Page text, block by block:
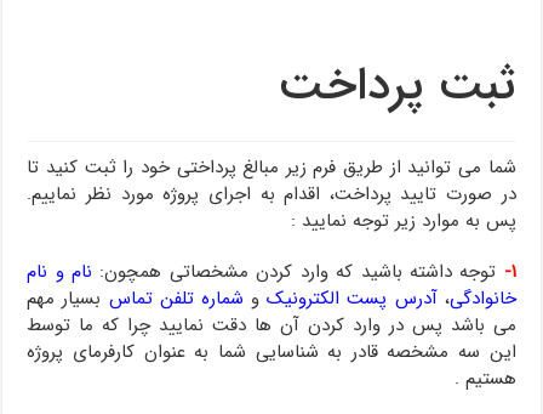
ثبت پرداخت
شما می توانید از طریق فرم زیر مبالغ پرداختی خود را ثبت کنید تا
در صورت تایید پرداخت، اقدام به اجرای پروژه مورد نظر نماییم.
پس به موارد زیر توجه نمایید :
۱- توجه داشته باشید که وارد کردن مشخصاتی همچون: نام و نام
خانوادگی،آدرس پست الکترونیکو شماره تلفن تماس بسیار مهم
می باشد پس در وارد کردن آن ها دقت نمایید چرا که ما توسط
این سه مشخصه قادر به شناسایی شما به عنوان کارفرمای پروژه
هستیم .